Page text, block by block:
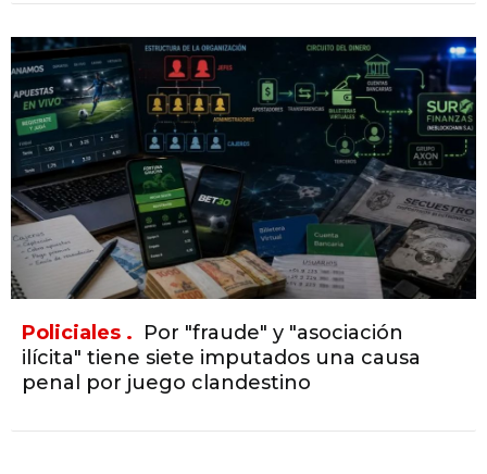
Policiales . Por "fraude" y "asociación
ilícita" tiene siete imputados una causa
penal por juego clandestino